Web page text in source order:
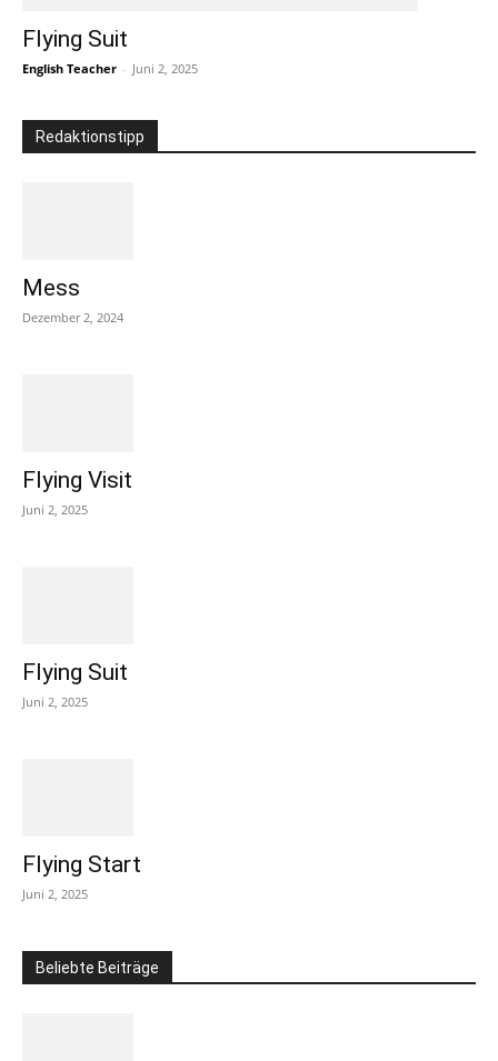
Flying Suit
English Teacher - Juni 2, 2025
Redaktionstipp
Mess
Dezember 2, 2024
Flying Visit
Juni 2, 2025
Flying Suit
Juni 2, 2025
Flying Start
Juni 2, 2025
Beliebte Beiträge